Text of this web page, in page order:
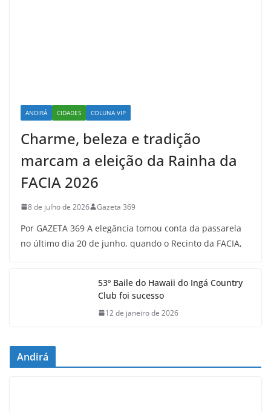
ANDIRÁ CIDADES COLUNA VIP
Charme, beleza e tradição
marcam a eleição da Rainha da
FACIA 2026
8 de julho de 2026 Gazeta 369
Por GAZETA 369 A elegância tomou conta da passarela
no último dia 20 de junho, quando o Recinto da FACIA,
53º Baile do Hawaii do Ingá Country
Club foi sucesso
12 de janeiro de 2026
Andirá